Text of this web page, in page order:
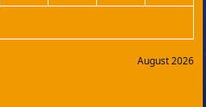
August 2026